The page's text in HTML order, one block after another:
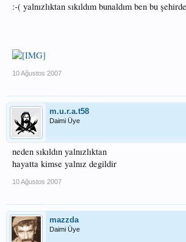
:-( yalnızlıktan sıkıldım bunaldım ben bu
10 Ağustos 2007
m.u.r.a.t58
Daimi Üye
neden sıkıldın yalnızlıktan
hayatta kimse yalnız degildir
10 Ağustos 2007
mazzda
Daimi Üye